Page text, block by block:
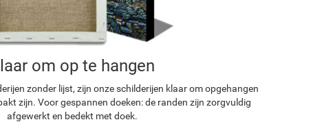
om op te hangen
zonder lijst, zijn onze schilderijen klaar om opgehangen
zijn. Voor gespannen doeken: de randen zijn zorgvuldig
afgewerkt en bedekt met doek.